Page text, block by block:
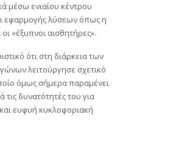
μέσω ενιαίου κέντρου
εφαρμογής λύσεων όπως η
«έξυπνοι αισθητήρες».
ότι στη διάρκεια των
λειτούργησε σχετικό
όμως σήμερα παραμένει
τις δυνατότητές του για
ευφυή κυκλοφοριακή